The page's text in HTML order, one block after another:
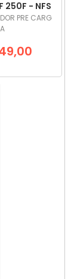
250F - NFS
PRE CARG
A